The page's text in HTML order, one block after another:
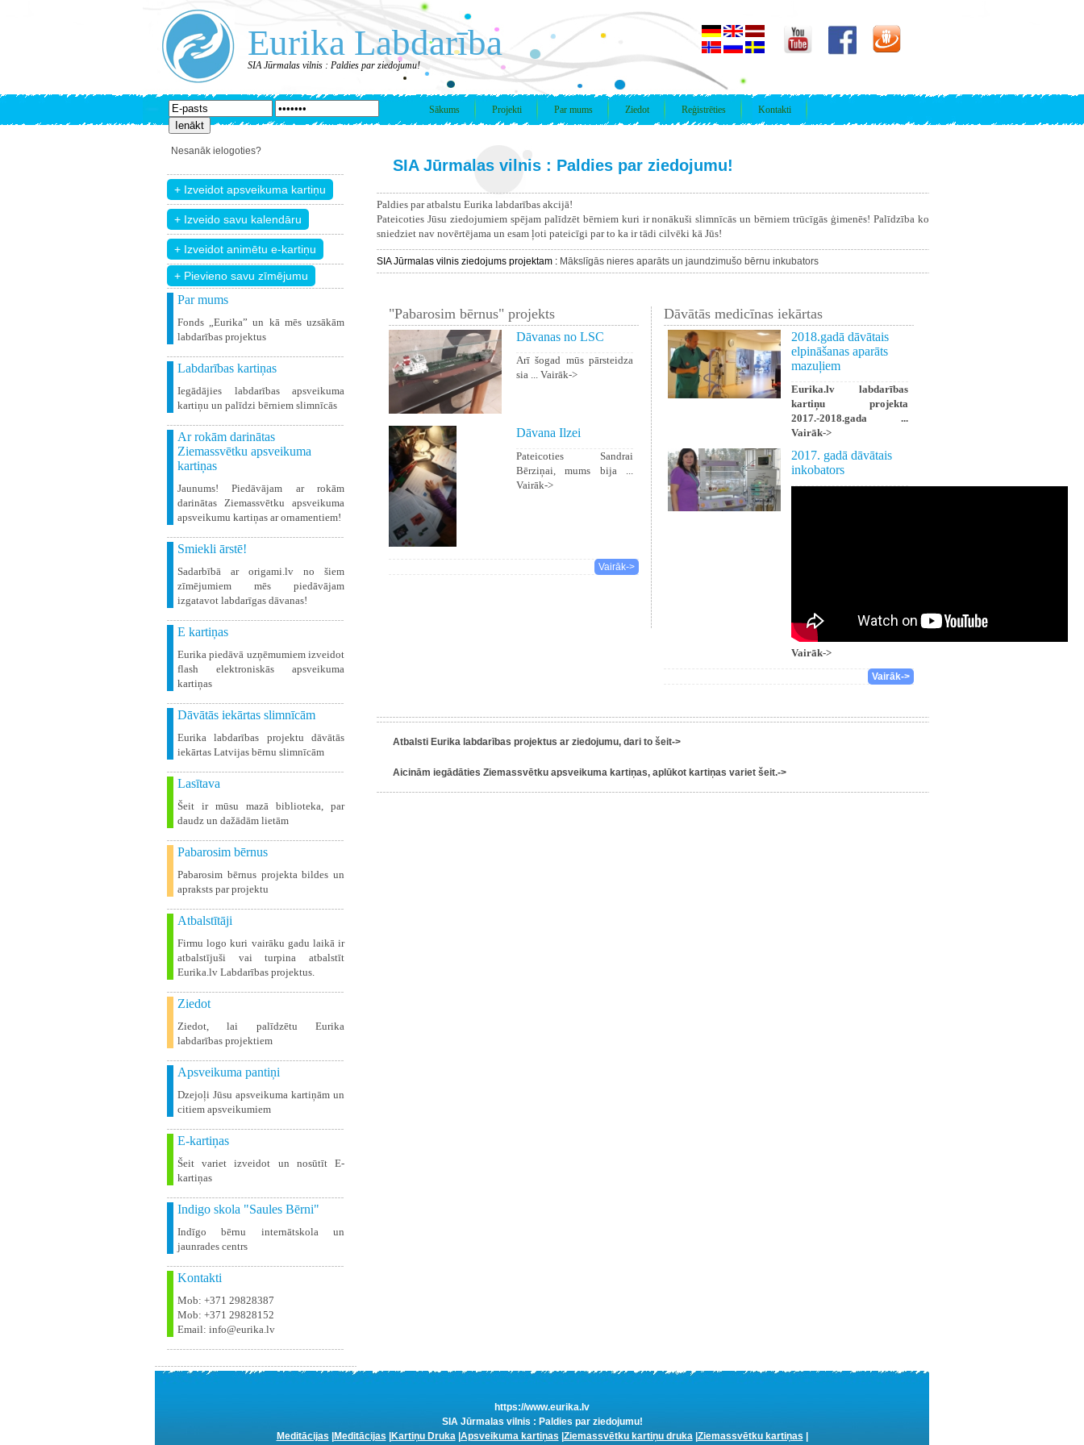
Eurika Labdarība
SIA Jūrmalas vilnis : Paldies par ziedojumu!
Sākums Projekti Par mums Ziedot Reģistrēties Kontakti
Nesanāk ielogoties?
+ Pievieno savu zīmējumu
Par mums
Fonds „Eurika” un kā mēs uzsākām
labdarības projektus
Labdarības kartiņas
Iegādājies labdarības apsveikuma
kartiņu un palīdzi bērniem slimnīcās
Ar rokām darinātas
Ziemassvētku apsveikuma
kartiņas
Jaunums! Piedāvājam ar rokām
darinātas Ziemassvētku apsveikuma
apsveikumu kartiņas ar ornamentiem!
Smiekli ārstē!
Sadarbībā ar origami.lv no šiem
zīmējumiem mēs piedāvājam
izgatavot labdarīgas dāvanas!
E kartiņas
Eurika piedāvā uzņēmumiem izveidot
flash elektroniskās apsveikuma
kartiņas
Dāvātās iekārtas slimnīcām
Eurika labdarības projektu dāvātās
iekārtas Latvijas bērnu slimnīcām
Lasītava
Šeit ir mūsu mazā biblioteka, par
daudz un dažādām lietām
Pabarosim bērnus
Pabarosim bērnus projekta bildes un
apraksts par projektu
Atbalstītāji
Firmu logo kuri vairāku gadu laikā ir
atbalstījuši vai turpina atbalstīt
Eurika.lv Labdarības projektus.
Ziedot
Ziedot, lai palīdzētu Eurika
labdarības projektiem
Apsveikuma pantiņi
Dzejoļi Jūsu apsveikuma kartiņām un
citiem apsveikumiem
E-kartiņas
Šeit variet izveidot un nosūtīt E-
kartiņas
Indigo skola "Saules Bērni"
Indīgo bērnu internātskola un
jaunrades centrs
Kontakti
Mob: +371 29828387
Mob: +371 29828152
Email: info@eurika.lv
SIA Jūrmalas vilnis : Paldies par ziedojumu!
Paldies par atbalstu Eurika labdarības akcijā!
Pateicoties Jūsu ziedojumiem spējam palīdzēt bērniem kuri ir nonākuši slimnīcās un bērniem trūcīgās ģimenēs! Palīdzība ko
sniedziet nav novērtējama un esam ļoti pateicīgi par to ka ir tādi cilvēki kā Jūs!
SIA Jūrmalas vilnis ziedojums projektam : Mākslīgās nieres aparāts un jaundzimušo bērnu inkubators
"Pabarosim bērnus" projekts
Dāvanas no LSC
Arī šogad mūs pārsteidza
sia ... Vairāk->
Dāvana Ilzei
Pateicoties Sandrai
Bērziņai, mums bija ...
Vairāk->
Vairāk->
Dāvātās medicīnas iekārtas
2018.gadā dāvātais
elpināšanas aparāts
mazuļiem
Eurika.lv labdarības
kartiņu projekta
2017.-2018.gada ...
Vairāk->
2017. gadā dāvātais
inkobators
Vairāk->
Vairāk->
Atbalsti Eurika labdarības projektus ar ziedojumu, dari to šeit->
Aicinām iegādāties Ziemassvētku apsveikuma kartiņas, aplūkot kartiņas variet šeit.->
https://www.eurika.lv
SIA Jūrmalas vilnis : Paldies par ziedojumu!
Meditācijas
Meditācijas Kartiņu Druka| Apsveikuma kartiņas Ziemassvētku kartiņu druka| Ziemassvētku kartiņas